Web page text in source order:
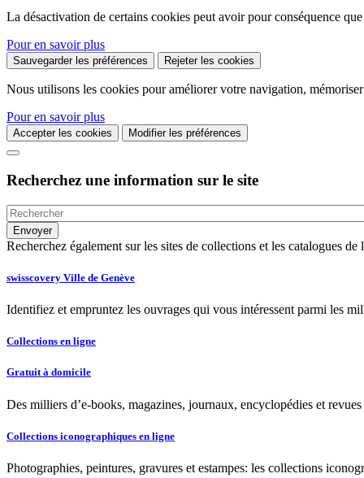
La désactivation de certains cookies peut avoir pour conséquence
Pour en savoir plus
Sauvegarder les préférences Rejeter les cookies
Nous utilisons les cookies pour améliorer votre navigation,
Pour en savoir plus
Accepter les cookies Modifier les préférences
Recherchez une information sur le site
Recherchez également sur les sites de collections et les catalogues
swisscovery Ville de Genève
Identifiez et empruntez les ouvrages qui vous intéressent parmi les
Collections en ligne
Gratuit à domicile
Des milliers d’e-books, magazines, journaux, encyclopédies et
Collections iconographiques en ligne
Photographies, peintures, gravures et estampes: les collections